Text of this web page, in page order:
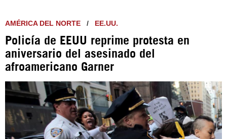
https://urmedium.com/c/hispantv
WhatsApp y Viber: +98 921 79 29 404
Instagram como: hispan_tv
https://www.facebook.com/Nexolatino.Canal
https://www.youtube.com/@nexo_latino
AMÉRICA DEL NORTE / EE.UU.
Policía de EEUU reprime protesta en
aniversario del asesinado del
afroamericano Garner